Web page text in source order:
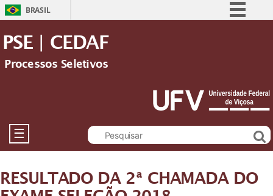
BRASIL
Acesso à informação
Legislação
Canais
PSE | CEDAF
Processos Seletivos
☰
RESULTADO DA 2ª CHAMADA DO